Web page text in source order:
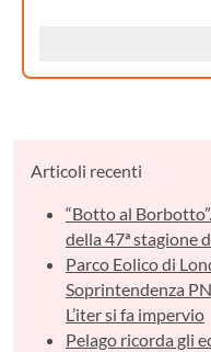
Articoli recenti
“Botto al
della 47ª stagione
Parco Eolico di
Soprintendenza
L’iter si fa impervio
Pelago ricorda gli